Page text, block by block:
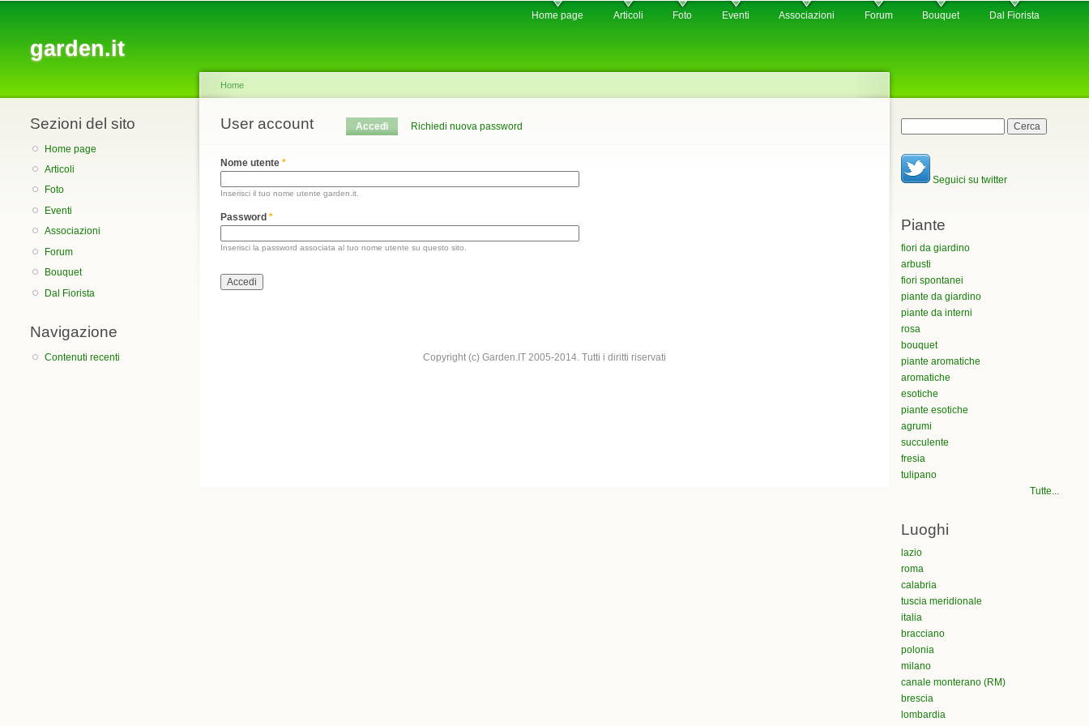
garden.it
Home page Articoli Foto Eventi Associazioni Forum Bouquet Dal Fiorista
Sezioni del sito
Home page
Articoli
Foto
Eventi
Associazioni
Forum
Bouquet
Dal Fiorista
Navigazione
Contenuti recenti
You are here
Home
User account
Primary tabs Accedi (active tab)
Richiedi nuova password
Nome utente *
Inserisci il tuo nome utente garden.it.
Password *
Inserisci la password associata al tuo nome utente su questo sito.
Copyright (c) Garden.IT 2005-2014. Tutti i diritti riservati
Maschera di ricerca
Seguici su twitter
Piante
fiori da giardino
arbusti
fiori spontanei
piante da giardino
piante da interni
rosa
bouquet
piante aromatiche
aromatiche
esotiche
piante esotiche
agrumi
succulente
fresia
tulipano
Tutte...
Luoghi
lazio
roma
calabria
tuscia meridionale
italia
bracciano
polonia
milano
canale monterano (RM)
brescia
lombardia